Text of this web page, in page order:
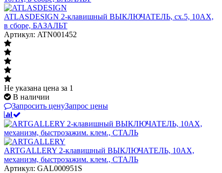
ATLASDESIGN 2-клавишный ВЫКЛЮЧАТЕЛЬ, сх.5, 10АХ,
в сборе, БАЗАЛЬТ
Артикул: ATN001452
Не указана цена за 1
В наличии
Запросить ценуЗапрос цены
ARTGALLERY 2-клавишный ВЫКЛЮЧАТЕЛЬ, 10АХ,
механизм, быстрозажим. клем., СТАЛЬ
Артикул: GAL000951S